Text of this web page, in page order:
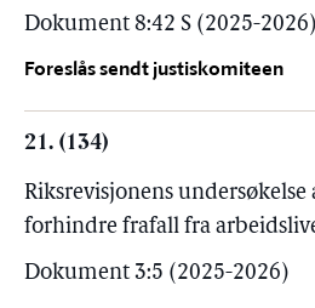
Dokument 8:42 S (2025-2026)
Foreslås sendt justiskomiteen
21. (134)
Riksrevisjonens undersøkelse
forhindre frafall fra
Dokument 3:5 (2025-2026)